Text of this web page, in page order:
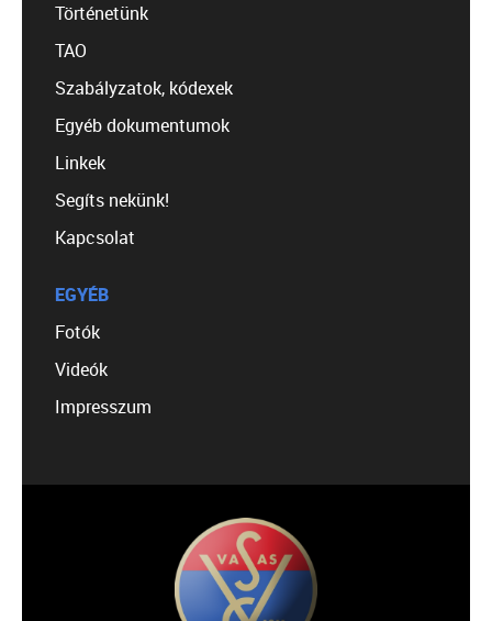
Történetünk
TAO
Szabályzatok, kódexek
Egyéb dokumentumok
Linkek
Segíts nekünk!
Kapcsolat
EGYÉB
Fotók
Videók
Impresszum